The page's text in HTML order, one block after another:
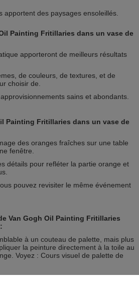
apportent des paysages ensoleillés.
Painting Fritillaries dans un vase de
apporteront de meilleurs résultats
de couleurs, de textures, et de
choisir de.
sains et abondants.
Painting Fritillaries dans un vase de
des oranges fraîches sur une table
fenêtre.
détails pour refléter la partie orange et
pouvez revisiter le même événement
Van Gogh Oil Painting Fritillaries
à un couteau de palette, mais plus
la peinture directement à la toile au
Voyez : Cours visuel de palette de